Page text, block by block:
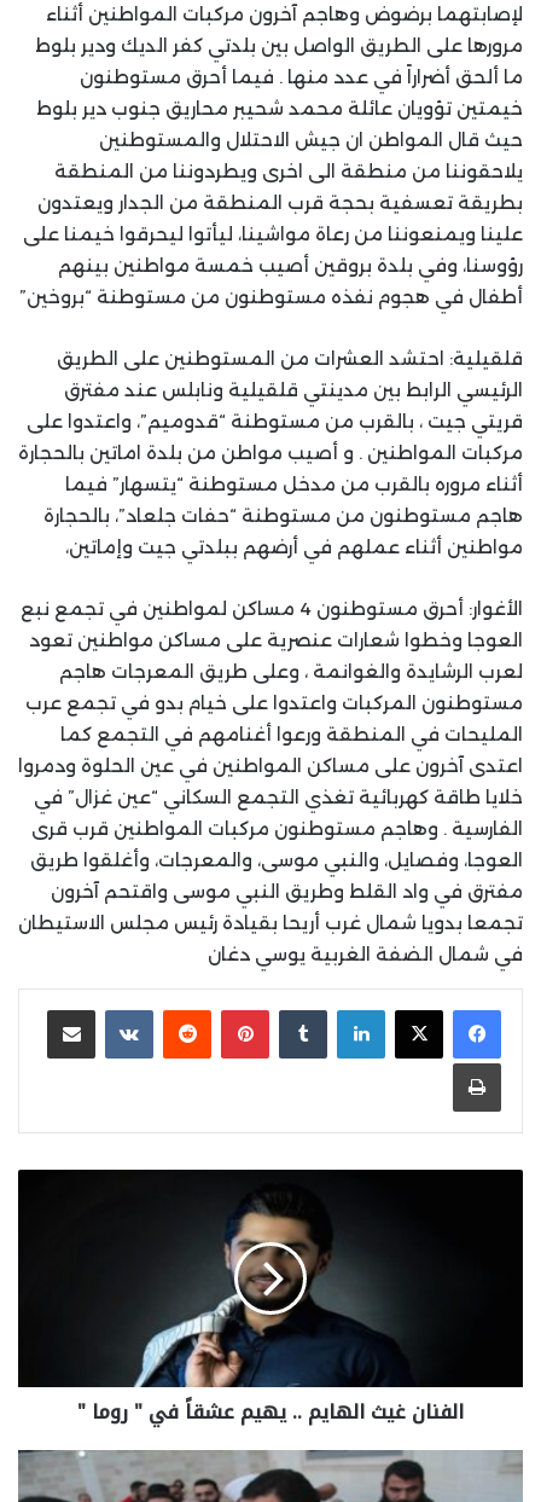
لإصابتهما برضوض وهاجم آخرون مركبات المواطنين أثناء
مرورها على الطريق الواصل بين بلدتي كفر الديك ودير بلوط
ما ألحق أضراراً في عدد منها . فيما أحرق مستوطنون
خيمتين تؤويان عائلة محمد شحيبر محاريق جنوب دير بلوط
حيث قال المواطن ان جيش الاحتلال والمستوطنين
يلاحقوننا من منطقة الى اخرى ويطردوننا من المنطقة
بطريقة تعسفية بحجة قرب المنطقة من الجدار ويعتدون
علينا ويمنعوننا من رعاة مواشينا، ليأتوا ليحرقوا خيمنا على
رؤوسنا، وفي بلدة بروقين أصيب خمسة مواطنين بينهم
أطفال في هجوم نفذه مستوطنون من مستوطنة “بروخين”
قلقيلية: احتشد العشرات من المستوطنين على الطريق
الرئيسي الرابط بين مدينتي قلقيلية ونابلس عند مفترق
قريتي جيت ، بالقرب من مستوطنة “قدوميم”، واعتدوا على
مركبات المواطنين . و أصيب مواطن من بلدة اماتين بالحجارة
أثناء مروره بالقرب من مدخل مستوطنة “يتسهار” فيما
هاجم مستوطنون من مستوطنة “حفات جلعاد”، بالحجارة
مواطنين أثناء عملهم في أرضهم ببلدتي جيت وإماتين،
الأغوار: أحرق مستوطنون 4 مساكن لمواطنين في تجمع نبع
العوجا وخطوا شعارات عنصرية على مساكن مواطنين تعود
لعرب الرشايدة والغوانمة ، وعلى طريق المعرجات هاجم
مستوطنون المركبات واعتدوا على خيام بدو في تجمع عرب
المليحات في المنطقة ورعوا أغنامهم في التجمع كما
اعتدى آخرون على مساكن المواطنين في عين الحلوة ودمروا
خلايا طاقة كهربائية تغذي التجمع السكاني “عين غزال” في
الفارسية . وهاجم مستوطنون مركبات المواطنين قرب قرى
العوجا، وفصايل، والنبي موسى، والمعرجات، وأغلقوا طريق
مفترق في واد القلط وطريق النبي موسى واقتحم آخرون
تجمعا بدويا شمال غرب أريحا بقيادة رئيس مجلس الاستيطان
في شمال الضفة الغربية يوسي دغان
لينكدإن بينتيريست مشاركة عبر البريد
طباعة
الفنان غيث الهايم .. يهيم عشقاً في " روما "